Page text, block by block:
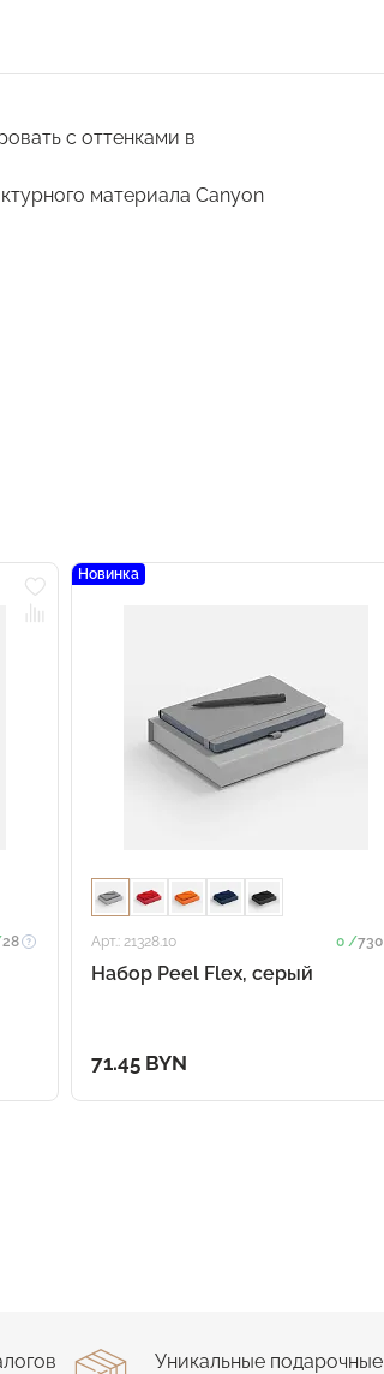
с оттенками в
материала Canyon
28
Новинка
Арт.: 21328.10 0 /730
Набор Peel Flex, серый
71.45 BYN
Уникальные подарочные